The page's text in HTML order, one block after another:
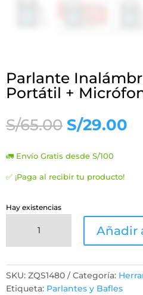
Parlante
Portátil +
S/65.00 El
precio
original
era:
S/65.00.
S/29.00
🚛 Envío Gratis desde S/100
✅ ¡Paga al recibir tu producto!
Hay existencias
Inalámbrico
1200mah
+
Micrófono
Añadir
SKU: ZQS1480 Categoría:
Etiqueta: Parlantes y Bafles